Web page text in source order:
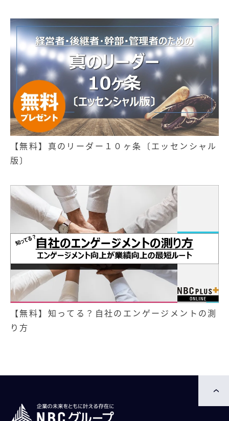
【無料】真のリーダー１０ヶ条〔エッセンシャル
版〕
【無料】知ってる？自社のエンゲージメントの測
り方